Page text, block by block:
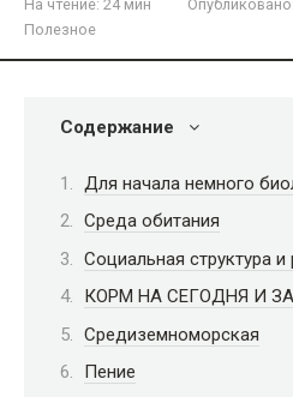
На чтение: 24 мин Опубликовано:
Полезное
Содержание
Для начала немного
Среда обитания
Социальная структура
КОРМ НА СЕГОДНЯ И
Средиземноморская
Пение